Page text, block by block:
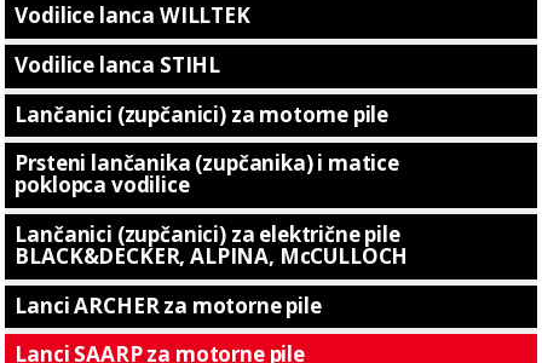
Vodilice lanca WILLTEK
Vodilice lanca STIHL
Lančanici (zupčanici) za motorne pile
Prsteni lančanika (zupčanika) i matice
poklopca vodilice
Lančanici (zupčanici) za električne pile
BLACK&DECKER, ALPINA, McCULLOCH
Lanci ARCHER za motorne pile
Lanci SAARP za motorne pile